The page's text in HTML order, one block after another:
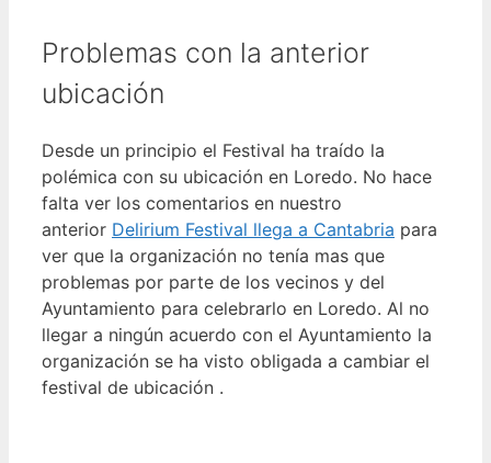
Problemas con la anterior
ubicación
Desde un principio el Festival ha traído la
polémica con su ubicación en Loredo. No hace
falta ver los comentarios en nuestro
anterior Delirium Festival llega a Cantabria para
ver que la organización no tenía mas que
problemas por parte de los vecinos y del
Ayuntamiento para celebrarlo en Loredo. Al no
llegar a ningún acuerdo con el Ayuntamiento la
organización se ha visto obligada a cambiar el
festival de ubicación .